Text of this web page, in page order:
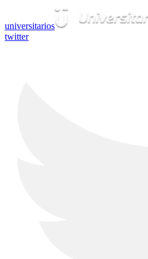
universitarios
twitter